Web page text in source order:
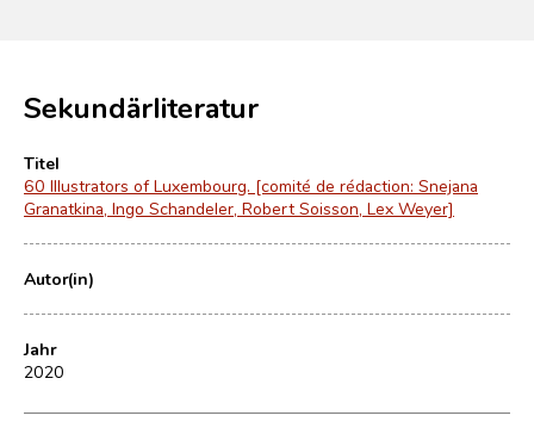
Sekundärliteratur
Titel
60 Illustrators of Luxembourg. [comité de rédaction: Snejana
Granatkina, Ingo Schandeler, Robert Soisson, Lex Weyer]
Autor(in)
Jahr
2020